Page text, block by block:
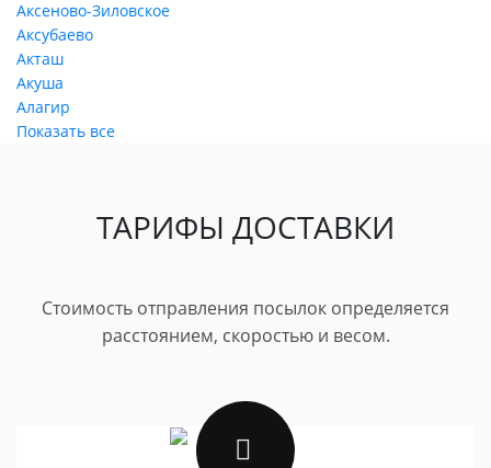
Аксеново-Зиловское
Аксубаево
Акташ
Акуша
Алагир
Показать все
ТАРИФЫ ДОСТАВКИ
Стоимость отправления посылок определяется
расстоянием, скоростью и весом.